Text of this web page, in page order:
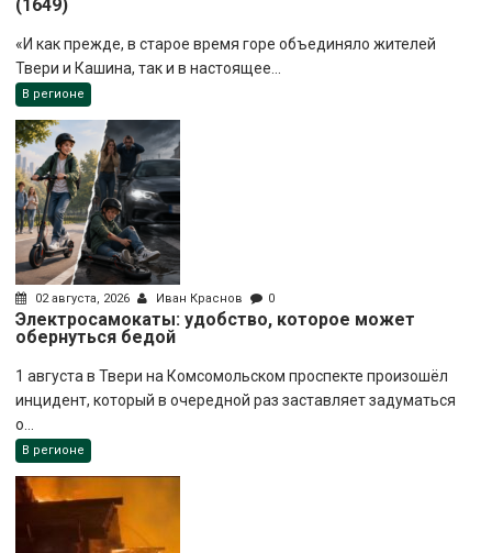
(1649)
«И как прежде, в старое время горе объединяло жителей
Твери и Кашина, так и в настоящее...
В регионе
02 августа, 2026 Иван Краснов 0
Электросамокаты: удобство, которое может
обернуться бедой
1 августа в Твери на Комсомольском проспекте произошёл
инцидент, который в очередной раз заставляет задуматься
о...
В регионе